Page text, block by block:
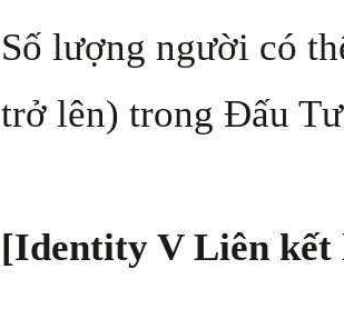
Số lượng người có
trở lên) trong Đấu
[Identity V Liên kết